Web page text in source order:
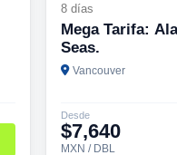
8 días
Mega Tarifa:
Seas.
Vancouver
Desde
$7,640
MXN / DBL